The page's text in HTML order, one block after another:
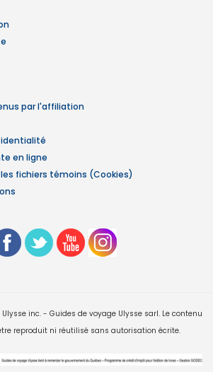
par l'affiliation
en ligne
fichiers témoins (Cookies)
inc. - Guides de voyage Ulysse sarl. Le contenu
reproduit ni réutilisé sans autorisation écrite.